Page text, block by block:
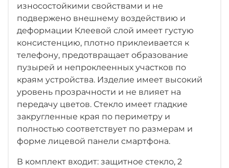
износостойкими свойствами и не
подвержено внешнему воздействию и
деформации Клеевой слой имеет густую
консистенцию, плотно приклеивается к
телефону, предотвращает образование
пузырей и непроклеенных участков по
краям устройства. Изделие имеет высокий
уровень прозрачности и не влияет на
передачу цветов. Стекло имеет гладкие
закругленные края по периметру и
полностью соответствует по размерам и
форме лицевой панели смартфона.
В комплект входит: защитное стекло, 2